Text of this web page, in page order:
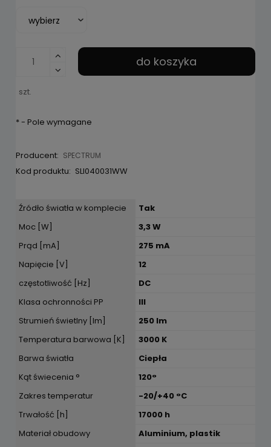
szt.
do koszyka
*- Pole wymagane
Producent: SPECTRUM
Kod produktu: SLI040031WW
Źródło światła w komplecie
Tak
Moc [W]
3,3 W
Prąd [mA]
275 mA
Napięcie [V]
12
częstotliwość [Hz]
DC
Klasa ochronności PP
III
Strumień świetlny [lm]
250 lm
Temperatura barwowa [K]
3000 K
Barwa światła
Ciepła
Kąt świecenia °
120°
Zakres temperatur
-20/+40 °C
Trwałość [h]
17000 h
Materiał obudowy
Aluminium, plastik